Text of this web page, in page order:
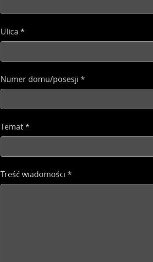
Ulica *
Numer domu/posesji *
Temat*
Treść wiadomości *